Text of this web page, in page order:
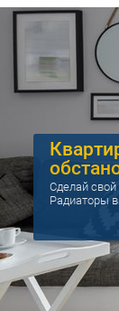
Сделай
Радиаторы